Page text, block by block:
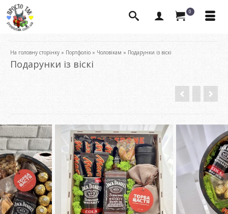
0
На головну сторінку » Портфоліо » Чоловікам » Подарунки із віскі
Подарунки із віскі